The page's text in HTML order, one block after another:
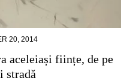
20, 2014
aceleiași ființe, de pe
stradă